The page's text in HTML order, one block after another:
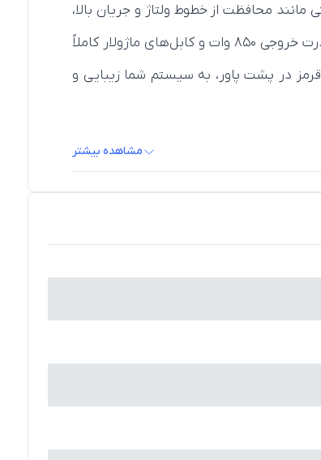
محافظت از خطوط ولتاژ و جریان بالا،
محافظت در برابر افزایش دما و بار، محافظت در برابر اتصال کوتاه و ... است.پاور ایسوس فول ماژولار 850 وات پلاتینیوم با قدرت خروجی ۸۵۰ وات و کابل‌های ماژولار کاملاً
قابل تنظیم، قابلیت ارائه توان و پایداری بالایی را داراست. همچنین طراحی زیبا و منحصر به فرد آن، با روشن شدن نور LED قرمز در پشت پاور، به سیستم شما زیبایی و
مشاهده بیشتر